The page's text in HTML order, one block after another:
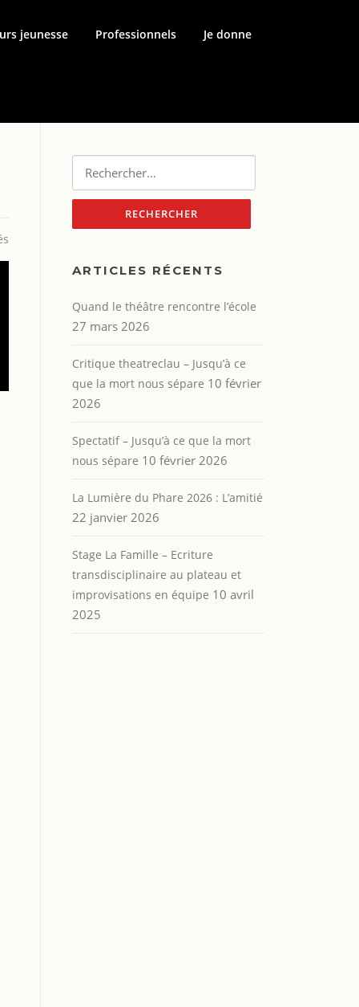
jeunesse Professionnels Je donne
Rechercher :
ARTICLES RÉCENTS
Quand le théâtre rencontre l’école
27 mars 2026
Critique theatreclau – Jusqu’à ce
que la mort nous sépare 10 février
2026
Spectatif – Jusqu’à ce que la mort
nous sépare 10 février 2026
La Lumière du Phare 2026 : L’amitié
22 janvier 2026
Stage La Famille – Ecriture
transdisciplinaire au plateau et
improvisations en équipe 10 avril
2025